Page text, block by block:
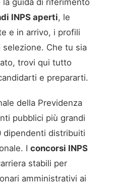
la guida di riferimento
INPS aperti, le
e in arrivo, i profili
Che tu sia
trovi qui tutto
e prepararti.
della Previdenza
pubblici più grandi
dipendenti distribuiti
I concorsi INPS
stabili per
amministrativi ai